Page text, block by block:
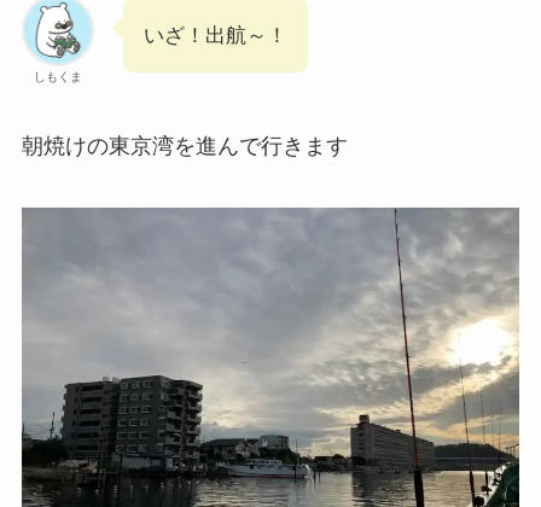
しもくま
いざ！出航～！
朝焼けの東京湾を進んで行きます